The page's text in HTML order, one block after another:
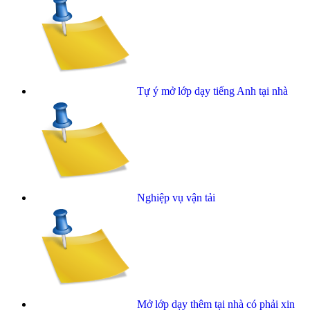
Tự ý mở lớp dạy tiếng Anh tại nhà
Nghiệp vụ vận tải
Mở lớp dạy thêm tại nhà có phải xin